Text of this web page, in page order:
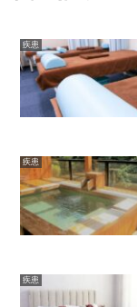
疾患
疾患
疾患